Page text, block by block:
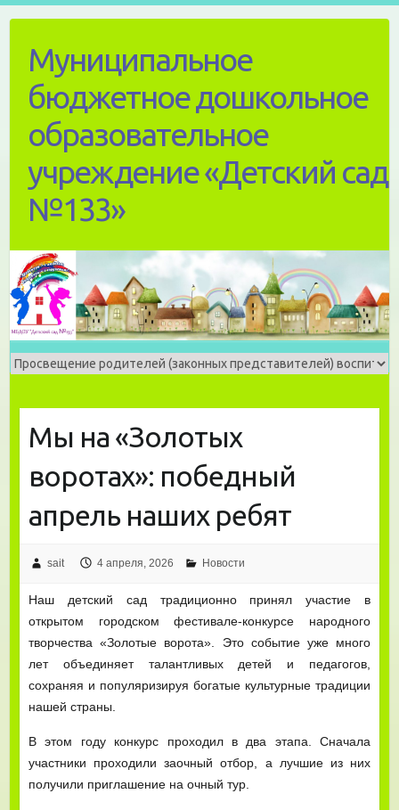
contentМуниципальное
бюджетное дошкольное
образовательное
учреждение «Детский сад
№133»
Мы на «Золотых
воротах»: победный
апрель наших ребят
sait 4 апреля, 2026 Новости
Наш детский сад традиционно принял участие в
открытом городском фестивале-конкурсе народного
творчества «Золотые ворота». Это событие уже много
лет объединяет талантливых детей и педагогов,
сохраняя и популяризируя богатые культурные традиции
нашей страны.
В этом году конкурс проходил в два этапа. Сначала
участники проходили заочный отбор, а лучшие из них
получили приглашение на очный тур.